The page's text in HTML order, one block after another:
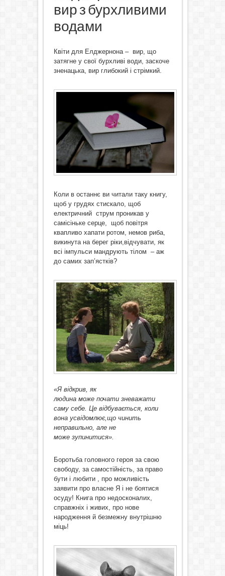
вир з бурхливими
водами
Квіти для Елджернона – вир, що
затягне у свої бурхливі води, заскоче
зненацька, вир глибокий і стрімкий.
Коли в останнє ви читали таку книгу,
щоб у грудях стискало, щоб
електричний струм проникав у
самісіньке серце, щоб повітря
квапливо хапати ротом, немов риба,
викинута на берег ріки,відчувати, як
всі імпульси мандрують тілом – аж
до самих зап’ястків?
«Я відкрив, як
людина може почати зневажати
саму себе. Це відбувається, коли
вона усвідомлює, що чинить
неправильно, але не
може зупинитися».
Боротьба головного героя за свою
свободу, за самостійність, за право
бути і любити , про можливість
заявити про власне Я і не боятися
осуду! Книга про недосконалих,
справжніх і живих, про нове
народження й безмежну внутрішню
міць!